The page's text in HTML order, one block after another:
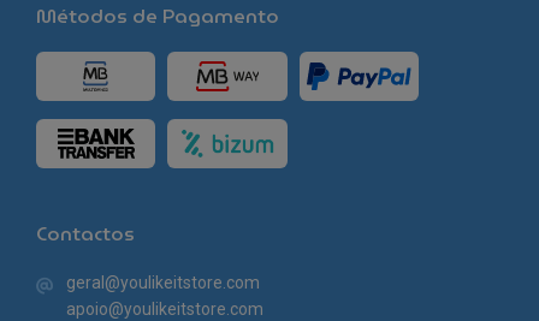
Métodos de Pagamento
Contactos
geral@youlikeitstore.com
apoio@youlikeitstore.com